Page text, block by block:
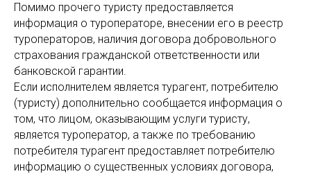
Помимо прочего туристу предоставляется
информация о туроператоре, внесении его в реестр
туроператоров, наличия договора добровольного
страхования гражданской ответственности или
банковской гарантии.
Если исполнителем является турагент, потребителю
(туристу) дополнительно сообщается информация о
том, что лицом, оказывающим услуги туристу,
является туроператор, а также по требованию
потребителя турагент предоставляет потребителю
информацию о существенных условиях договора,